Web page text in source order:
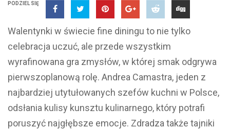
PODZIEL SIĘ
Walentynki w świecie fine diningu to nie tylko
celebracja uczuć, ale przede wszystkim
wyrafinowana gra zmysłów, w której smak odgrywa
pierwszoplanową rolę. Andrea Camastra, jeden z
najbardziej utytułowanych szefów kuchni w Polsce,
odsłania kulisy kunsztu kulinarnego, który potrafi
poruszyć najgłębsze emocje. Zdradza także tajniki